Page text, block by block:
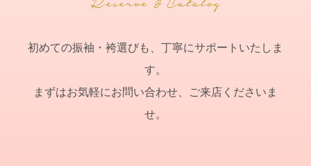
初めての振袖・袴選びも、丁寧にサポートいたしま
す。
まずはお気軽にお問い合わせ、ご来店くださいま
せ。